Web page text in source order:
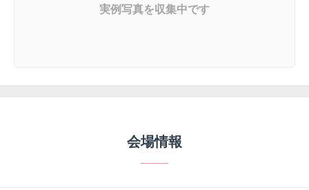
実例写真を収集中です
会場情報